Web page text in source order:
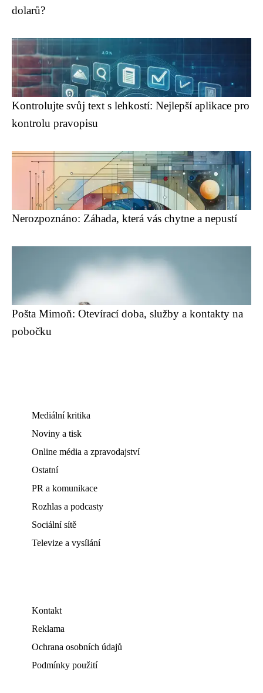
dolarů?
Kontrolujte svůj text s lehkostí: Nejlepší aplikace pro
kontrolu pravopisu
Nerozpoznáno: Záhada, která vás chytne a nepustí
Pošta Mimoň: Otevírací doba, služby a kontakty na
pobočku
Mediální kritika
Noviny a tisk
Online média a zpravodajství
Ostatní
PR a komunikace
Rozhlas a podcasty
Sociální sítě
Televize a vysílání
Kontakt
Reklama
Ochrana osobních údajů
Podmínky použití